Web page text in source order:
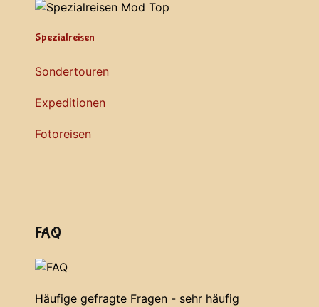
Spezialreisen
Sondertouren
Expeditionen
Fotoreisen
FAQ
Häufige gefragte Fragen - sehr häufig